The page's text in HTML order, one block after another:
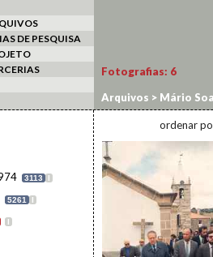
DE PESQUISA
3113 I
5261 I
I
Fotografias: 6
Arquivos > Mário
>Guarda
ordenar